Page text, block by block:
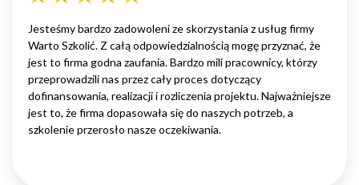
Jesteśmy bardzo zadowoleni ze skorzystania z usług firmy
Warto Szkolić. Z całą odpowiedzialnością mogę przyznać, że
jest to firma godna zaufania. Bardzo mili pracownicy, którzy
przeprowadzili nas przez cały proces dotyczący
dofinansowania, realizacji i rozliczenia projektu. Najważniejsze
jest to, że firma dopasowała się do naszych potrzeb, a
szkolenie przerosło nasze oczekiwania.